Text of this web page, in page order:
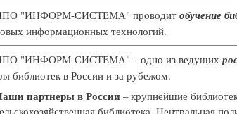
"ИНФОРМ-СИСТЕМА" проводит обучение
информационных технологий.
"ИНФОРМ-СИСТЕМА" – одно из ведущих
библиотек в России и за рубежом.
партнеры в России – крупнейшие
библиотека, Центральная